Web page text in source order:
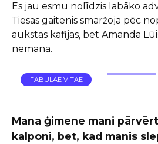
Es jau esmu nolīdzis labāko
Tiesas gaitenis smaržoja pēc
aukstas kafijas, bet Amanda
nemana.
FABULAE VITAE
Mana ģimene mani
kalponi, bet, kad manis